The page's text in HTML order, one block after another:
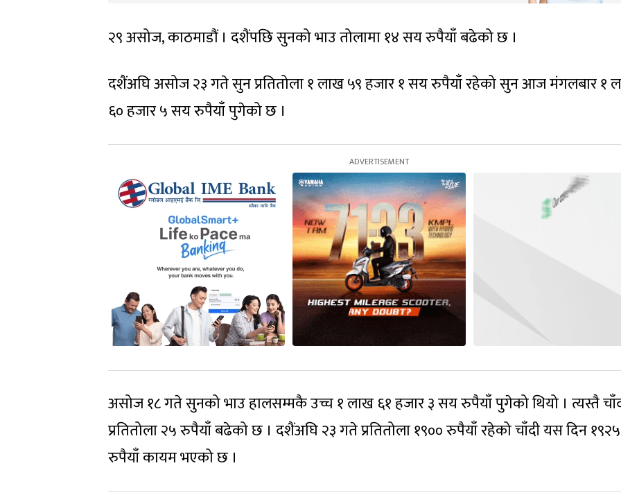
२९ असोज, काठमाडौं । दशैंपछि सुनको भाउ तोलामा १४ सय रुपैयाँ बढेको छ ।
दशैंअघि असोज २३ गते सुन प्रतितोला १ लाख ५९ हजार १ सय रुपैयाँ रहेको सुन आज मंगलबार १
६० हजार ५ सय रुपैयाँ पुगेको छ ।
असोज १८ गते सुनको भाउ हालसम्मकै उच्च १ लाख ६१ हजार ३ सय रुपैयाँ पुगेको थियो । त्यस्तै
प्रतितोला २५ रुपैयाँ बढेको छ । दशैंअघि २३ गते प्रतितोला १९०० रुपैयाँ रहेको चाँदी यस दिन १९२५
रुपैयाँ कायम भएको छ ।